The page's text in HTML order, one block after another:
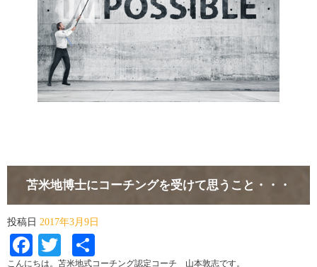
苫米地博士にコーチングを受けて思うこと・・・
投稿日 2017年3月9日
Facebook
Twitter
こんにちは。苫米地式コーチング認定コーチ 山本敦志です。